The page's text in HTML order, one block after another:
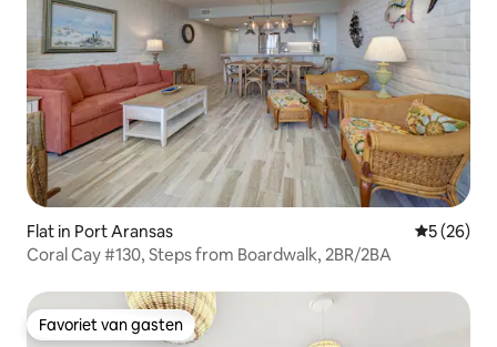
Flat in Port Aransas
5 (26)
Coral Cay #130, Steps from Boardwalk, 2BR/2BA
Favoriet van gasten
Favoriet van gasten